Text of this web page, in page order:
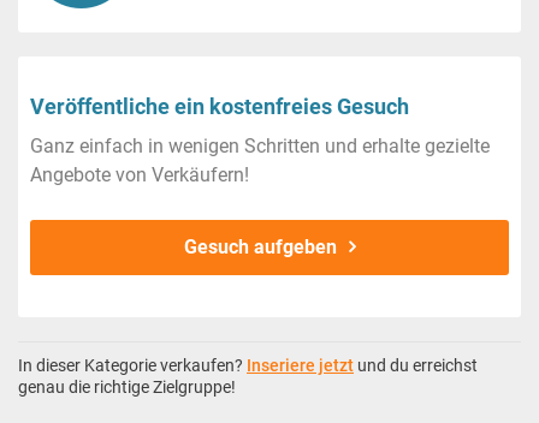
Veröffentliche ein kostenfreies Gesuch
Ganz einfach in wenigen Schritten und erhalte gezielte
Angebote von Verkäufern!
Gesuch aufgeben
In dieser Kategorie verkaufen? Inseriere jetzt und du erreichst
genau die richtige Zielgruppe!